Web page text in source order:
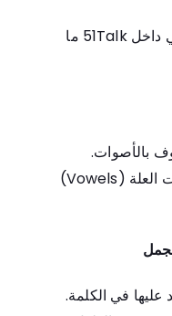
قد يتضمن تدريب النطق النموذجي داخل 51Talk ما
بالأصوات.
ممارسة الحروف الساكنة وأصوات العلة (Vowels)
في الكلمة.